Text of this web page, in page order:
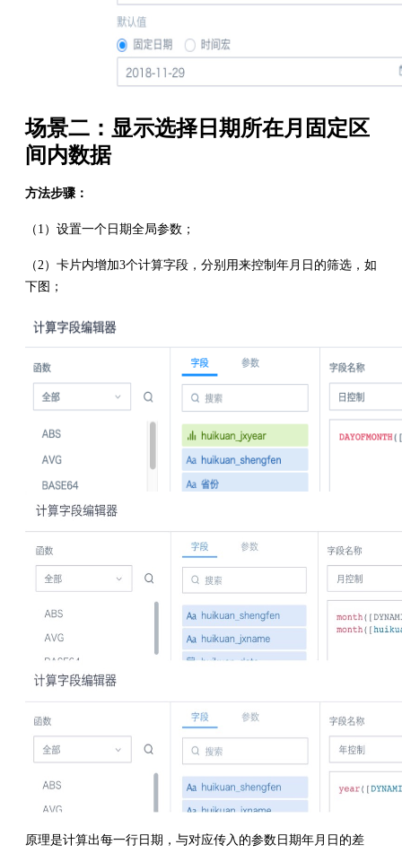
场景二：显示选择日期所在月固定区
间内数据
方法步骤：
（1）设置一个日期全局参数；
（2）卡片内增加3个计算字段，分别用来控制年月日的筛选，如
下图；
原理是计算出每一行日期，与对应传入的参数日期年月日的差